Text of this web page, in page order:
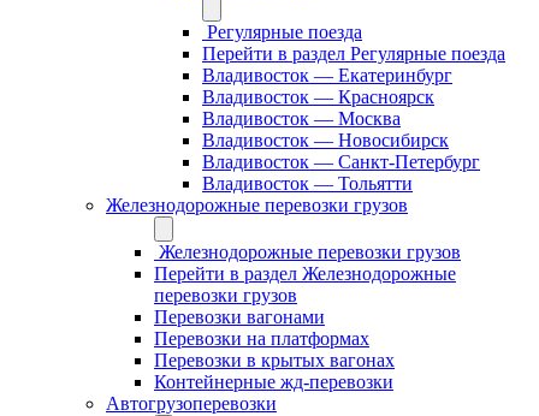
Регулярные поезда
Перейти в раздел Регулярные поезда
Владивосток — Екатеринбург
Владивосток — Красноярск
Владивосток — Москва
Владивосток — Новосибирск
Владивосток — Санкт-Петербург
Владивосток — Тольятти
Железнодорожные перевозки грузов
Железнодорожные перевозки грузов
Перейти в раздел Железнодорожные
перевозки грузов
Перевозки вагонами
Перевозки на платформах
Перевозки в крытых вагонах
Контейнерные жд-перевозки
Автогрузоперевозки